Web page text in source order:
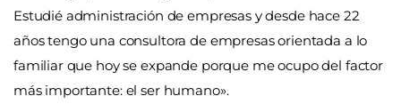
Estudié administración de empresas y desde hace 22
años tengo una consultora de empresas orientada a lo
familiar que hoy se expande porque me ocupo del factor
más importante: el ser humano».